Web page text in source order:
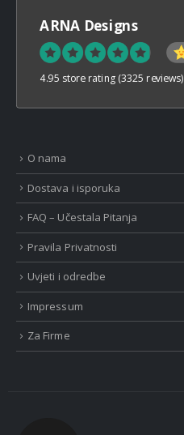
ARNA Designs
4.95 store rating (3325 reviews)
O nama
Dostava i isporuka
FAQ – Učestala Pitanja
Pravila Privatnosti
Uvjeti i odredbe
Impressum
Za Firme